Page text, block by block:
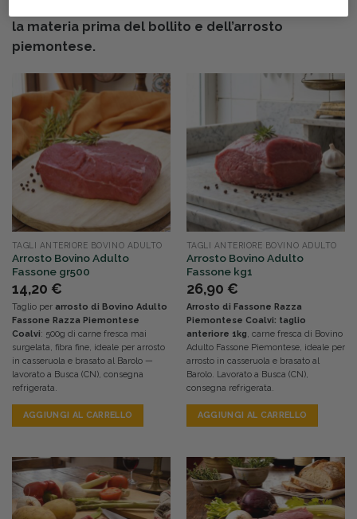
la materia prima del bollito e dell’arrosto
piemontese.
TAGLI ANTERIORE BOVINO ADULTO
Arrosto Bovino Adulto
Fassone gr500
14,20 €
Taglio per arrosto di Bovino Adulto
Fassone Razza Piemontese
Coalvi: 500g di carne fresca mai
surgelata, fibra fine, ideale per arrosto
in casseruola e brasato al Barolo —
lavorato a Busca (CN), consegna
refrigerata.
AGGIUNGI AL CARRELLO
TAGLI ANTERIORE BOVINO ADULTO
Arrosto Bovino Adulto
Fassone kg1
26,90 €
Arrosto di Fassone Razza
Piemontese Coalvi: taglio
anteriore 1kg, carne fresca di Bovino
Adulto Fassone Piemontese, ideale per
arrosto in casseruola e brasato al
Barolo. Lavorato a Busca (CN),
consegna refrigerata.
AGGIUNGI AL CARRELLO